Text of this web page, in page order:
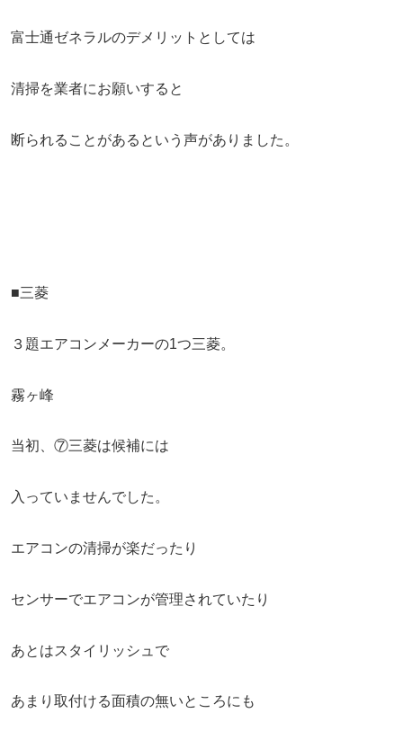
富士通ゼネラルのデメリットとしては
清掃を業者にお願いすると
断られることがあるという声がありました。
■三菱
３題エアコンメーカーの1つ三菱。
霧ヶ峰
当初、⑦三菱は候補には
入っていませんでした。
エアコンの清掃が楽だったり
センサーでエアコンが管理されていたり
あとはスタイリッシュで
あまり取付ける面積の無いところにも